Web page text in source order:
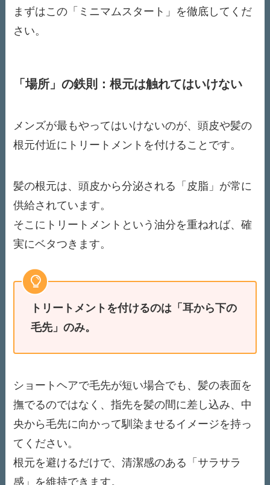
まずはこの「ミニマムスタート」を徹底してくだ
さい。
「場所」の鉄則：根元は触れてはいけない
メンズが最もやってはいけないのが、頭皮や髪の
根元付近にトリートメントを付けることです。
髪の根元は、頭皮から分泌される「皮脂」が常に
供給されています。
そこにトリートメントという油分を重ねれば、確
実にベタつきます。
トリートメントを付けるのは「耳から下の
毛先」のみ。
ショートヘアで毛先が短い場合でも、髪の表面を
撫でるのではなく、指先を髪の間に差し込み、中
央から毛先に向かって馴染ませるイメージを持っ
てください。
根元を避けるだけで、清潔感のある「サラサラ
感」を維持できます。